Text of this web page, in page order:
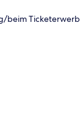
beim Ticketerwerb